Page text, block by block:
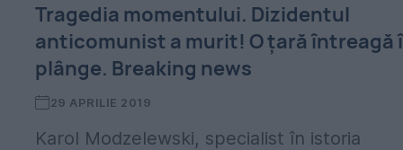
Tragedia momentului. Dizidentul
anticomunist a murit! O țară întreagă
plânge. Breaking news
29 APRILIE 2019
Karol Modzelewski, specialist în istoria